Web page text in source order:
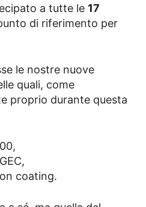
a tutte le 17
di riferimento per
le nostre nuove
quali, come
proprio durante questa
coating.